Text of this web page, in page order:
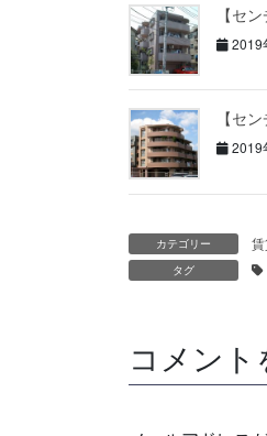
【セ
2019
【セ
2019
カテゴリー
タグ
コメント